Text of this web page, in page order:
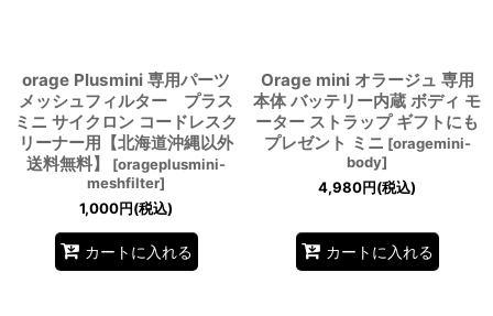
orage Plusmini 専用パーツ
メッシュフィルター プラス
ミニ サイクロン コードレスク
リーナー用【北海道沖縄以外
送料無料】
[orageplusmini-
meshfilter]
1,000円(税込)
カートに入れる
Orage mini オラージュ 専用
本体 バッテリー内蔵 ボディ モ
ーター ストラップ ギフトにも
プレゼント ミニ [oragemini-
body]
4,980円(税込)
カートに入れる